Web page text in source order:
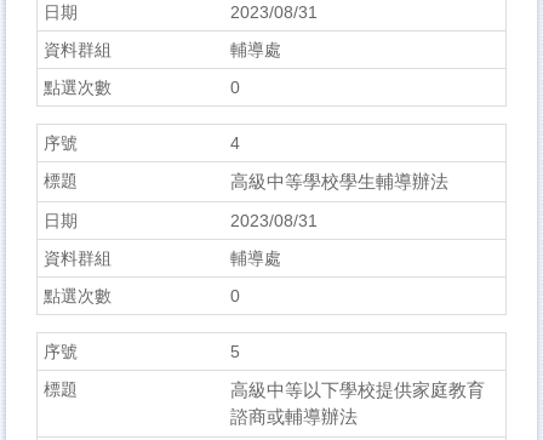
2023/08/31
輔導處
0
4
高級中等學校學生輔導辦法
2023/08/31
輔導處
0
5
高級中等以下學校提供家庭教育
諮商或輔導辦法